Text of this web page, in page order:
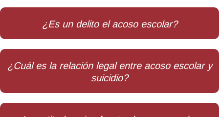
¿Es un delito el acoso escolar?
¿Cuál es la relación legal entre acoso escolar y
suicidio?